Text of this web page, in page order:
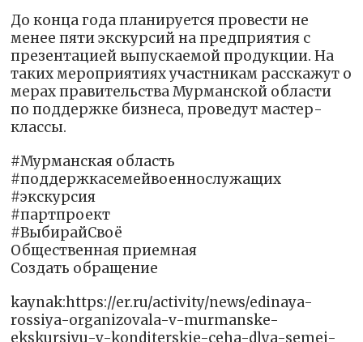
До конца года планируется провести не
менее пяти экскурсий на предприятия с
презентацией выпускаемой продукции. На
таких мероприятиях участникам расскажут о
мерах правительства Мурманской области
по поддержке бизнеса, проведут мастер-
классы.
#Мурманская область
#поддержкасемейвоеннослужащих
#экскурсия
#партпроект
#ВыбирайСвоё
Общественная приемная
Создать обращение
kaynak:https://er.ru/activity/news/edinaya-
rossiya-organizovala-v-murmanske-
ekskursiyu-v-konditerskie-ceha-dlya-semej-